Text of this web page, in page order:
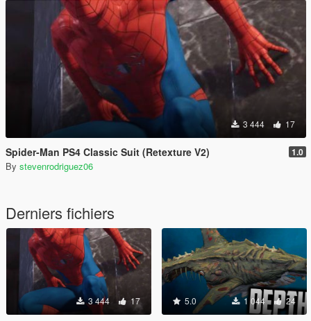
3 444 17
Spider-Man PS4 Classic Suit (Retexture V2) 1.0
By stevenrodriguez06
Derniers fichiers
3 444 17 5.0 1 044 24